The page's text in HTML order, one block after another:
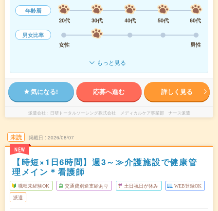
年齢層
20代
30代 40代 50代
60代
男女比率
女性
男性
もっと見る
気になる! 応募へ進む 詳しく見る
派遣会社 日研トータルソーシング株式会社 メディカルケア事業部 ナース派遣
未読
NEW
掲載日 2026/08/07
【時短×1日6時間】週3～≫介護施設で健康管
理メイン＊看護師
職種未経験OK 交通費別途支給あり 土日祝日が休み WEB登録OK
派遣